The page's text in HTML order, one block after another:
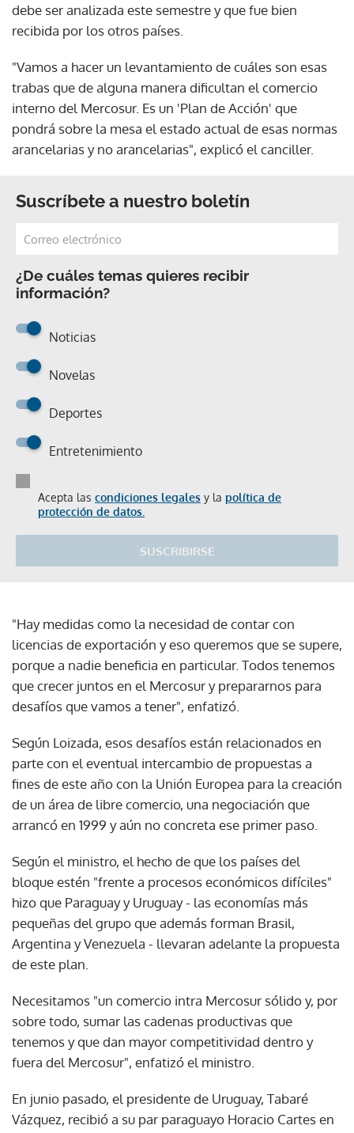
debe ser analizada este semestre y que fue bien
recibida por los otros países.
"Vamos a hacer un levantamiento de cuáles son esas
trabas que de alguna manera dificultan el comercio
interno del Mercosur. Es un 'Plan de Acción' que
pondrá sobre la mesa el estado actual de esas normas
arancelarias y no arancelarias", explicó el canciller.
Suscríbete a nuestro boletín
¿De cuáles temas quieres recibir
información?
Noticias
Novelas
Deportes
Entretenimiento
Acepta las condiciones legales y la política de
protección de datos.
SUSCRIBIRSE
"Hay medidas como la necesidad de contar con
licencias de exportación y eso queremos que se supere,
porque a nadie beneficia en particular. Todos tenemos
que crecer juntos en el Mercosur y prepararnos para
desafíos que vamos a tener", enfatizó.
Según Loizada, esos desafíos están relacionados en
parte con el eventual intercambio de propuestas a
fines de este año con la Unión Europea para la creación
de un área de libre comercio, una negociación que
arrancó en 1999 y aún no concreta ese primer paso.
Según el ministro, el hecho de que los países del
bloque estén "frente a procesos económicos difíciles"
hizo que Paraguay y Uruguay - las economías más
pequeñas del grupo que además forman Brasil,
Argentina y Venezuela - llevaran adelante la propuesta
de este plan.
Necesitamos "un comercio intra Mercosur sólido y, por
sobre todo, sumar las cadenas productivas que
tenemos y que dan mayor competitividad dentro y
fuera del Mercosur", enfatizó el ministro.
En junio pasado, el presidente de Uruguay, Tabaré
Vázquez, recibió a su par paraguayo Horacio Cartes en